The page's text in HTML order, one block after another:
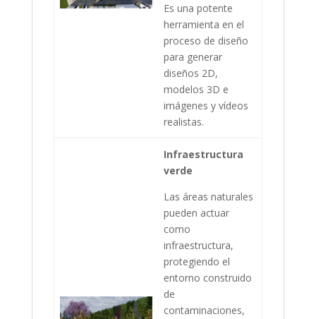
Es una potente
herramienta en el
proceso de diseño
para generar
diseños 2D,
modelos 3D e
imágenes y vídeos
realistas.
Infraestructura
verde
Las áreas naturales
pueden actuar
como
infraestructura,
protegiendo el
entorno construido
de
contaminaciones,